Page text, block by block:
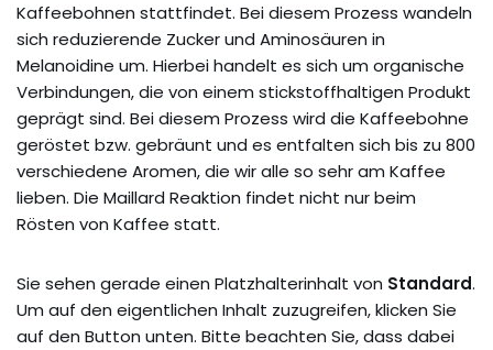
Kaffeebohnen stattfindet. Bei diesem Prozess wandeln
sich reduzierende Zucker und Aminosäuren in
Melanoidine um. Hierbei handelt es sich um organische
Verbindungen, die von einem stickstoffhaltigen Produkt
geprägt sind. Bei diesem Prozess wird die Kaffeebohne
geröstet bzw. gebräunt und es entfalten sich bis zu 800
verschiedene Aromen, die wir alle so sehr am Kaffee
lieben. Die Maillard Reaktion findet nicht nur beim
Rösten von Kaffee statt.
Sie sehen gerade einen Platzhalterinhalt von Standard.
Um auf den eigentlichen Inhalt zuzugreifen, klicken Sie
auf den Button unten. Bitte beachten Sie, dass dabei